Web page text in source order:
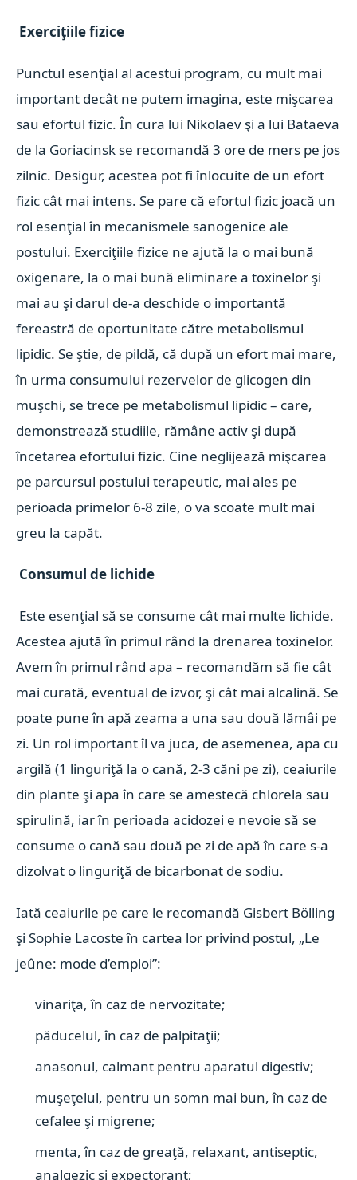
Exerciţiile fizice
Punctul esenţial al acestui program, cu mult mai
important decât ne putem imagina, este mişcarea
sau efortul fizic. În cura lui Nikolaev şi a lui Bataeva
de la Goriacinsk se recomandă 3 ore de mers pe jos
zilnic. Desigur, acestea pot fi înlocuite de un efort
fizic cât mai intens. Se pare că efortul fizic joacă un
rol esenţial în mecanismele sanogenice ale
postului. Exerciţiile fizice ne ajută la o mai bună
oxigenare, la o mai bună eliminare a toxinelor şi
mai au şi darul de-a deschide o importantă
fereastră de oportunitate către metabolismul
lipidic. Se ştie, de pildă, că după un efort mai mare,
în urma consumului rezervelor de glicogen din
muşchi, se trece pe metabolismul lipidic – care,
demonstrează studiile, rămâne activ şi după
încetarea efortului fizic. Cine neglijează mişcarea
pe parcursul postului terapeutic, mai ales pe
perioada primelor 6-8 zile, o va scoate mult mai
greu la capăt.
Consumul de lichide
Este esenţial să se consume cât mai multe lichide.
Acestea ajută în primul rând la drenarea toxinelor.
Avem în primul rând apa – recomandăm să fie cât
mai curată, eventual de izvor, şi cât mai alcalină. Se
poate pune în apă zeama a una sau două lămâi pe
zi. Un rol important îl va juca, de asemenea, apa cu
argilă (1 linguriţă la o cană, 2-3 căni pe zi), ceaiurile
din plante şi apa în care se amestecă chlorela sau
spirulină, iar în perioada acidozei e nevoie să se
consume o cană sau două pe zi de apă în care s-a
dizolvat o linguriţă de bicarbonat de sodiu.
Iată ceaiurile pe care le recomandă Gisbert Bölling
şi Sophie Lacoste în cartea lor privind postul, „Le
jeûne: mode d’emploi”:
vinariţa, în caz de nervozitate;
păducelul, în caz de palpitaţii;
anasonul, calmant pentru aparatul digestiv;
muşeţelul, pentru un somn mai bun, în caz de
cefalee şi migrene;
menta, în caz de greaţă, relaxant, antiseptic,
analgezic şi expectorant;